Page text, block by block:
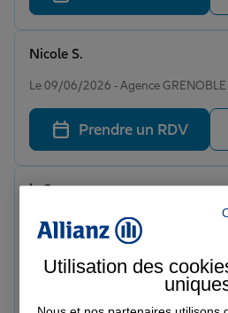
très longtemps ainsi que ma
regret , au top je peux que
assurance . Petit top pour Karim
bien son taff . Un grand merci
Le 09/06/2026 - Agence GRENOBLE
Nicole S.
Prendre un RDV
Le 07/06/2026 - Agence
Top
le S.
Prendre un RDV
Utilisation des